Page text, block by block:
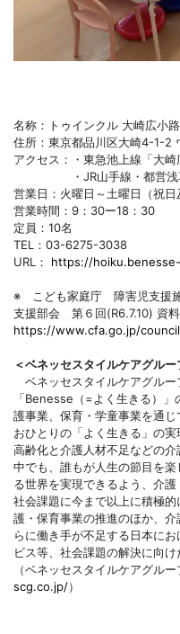
名称：トゥインクル 大崎広小
住所：東京都品川区大崎4-1-2
アクセス：・東急池上線「大
・JR山手線・都営浅草
営業日：火曜日～土曜日（祝
営業時間：9：30ー18：30
定員：10名
TEL：03-6275-3038
URL： https://
※ こども家庭庁 障害児支援
支援部会 第６回(R6.7.10) 資
https://www.cfa.go.jp/
＜ベネッセスタイルケアグルー
ベネッセスタイルケアグルー
「Benesse（=よく生きる）
護事業、保育・学童事業を通
おひとりの「よく生きる」の
高齢化と介護人材不足などの
中でも、誰もが人生の節目を
る世界を実現できるよう、介
社会課題に今まで以上に積極
護・保育事業の推進のほか、
らに働き手が不足する日本に
ビス等、社会課題の解決に向
（ベネッセスタイルケアグル
scg.co.jp/）